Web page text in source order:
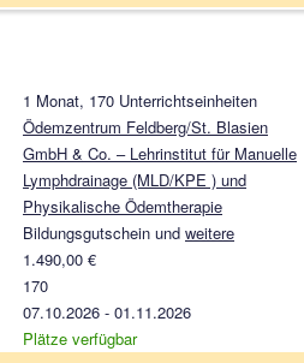
1 Monat, 170 Unterrichtseinheiten
Ödemzentrum Feldberg/St. Blasien
GmbH & Co. – Lehrinstitut für Manuelle
Lymphdrainage (MLD/KPE ) und
Physikalische Ödemtherapie
Bildungsgutschein und weitere
1.490,00 €
170
07.10.2026 - 01.11.2026
Plätze verfügbar